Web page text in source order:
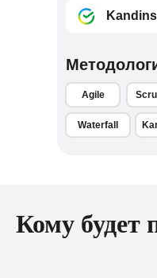
Agile
Waterfall
Кому будет